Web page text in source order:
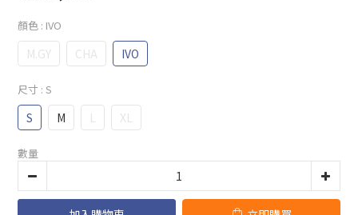
顏色 : IVO
M.GY CHA IVO
尺寸 : S
S M L XL
數量